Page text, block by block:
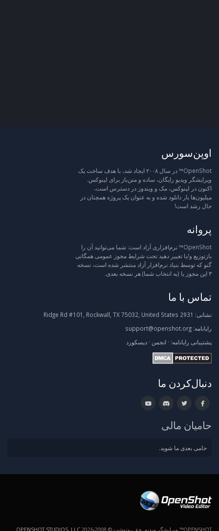
اوپن‌سورس
OpenShot™ در سال ۲۰۰۸ ایجاد شد، با هدف ساخت یک
ویرایشگر ویدیو رایگان، ساده و متن‌باز برای لینوکس.
اکنون در لینوکس، مک و ویندوز در دسترس است،
میلیون‌ها بار دانلود شده و به عنوان یک پروژه همچنان در
حال رشد است!
پروانه
OpenShot™ نرم‌افزاری آزاد است: شما می‌توانید آن را
بازتوزیع و/یا تغییر دهید تحت شرایط مجوز عمومی همگانی
گنو که توسط بنیاد نرم‌افزار آزاد منتشر شده است، نسخه
۳ این مجوز یا (به انتخاب شما) هر نسخه بعدی.
تماس با ما
نشانی:
رایانامه: support@openshot.org
پشتیبانی رایانامه: · انجمن · دیسکورد
دنبال‌کردن ما
حامیان مالی
حامی بعدی ما شوید.
OPENSHOT™ ویرایشگر ویدیو. حق رونوشت © 2008-2026 OPENSHOT STUDIOS, LLC